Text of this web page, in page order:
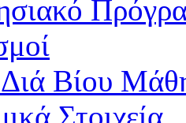
Βίου
Στοιχεία